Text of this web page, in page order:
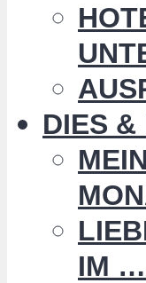
DIES &
MEIN
IM …